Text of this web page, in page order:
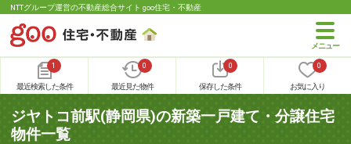
NTTグループ運営の不動産総合サイト goo住宅・不動産
1
最近検索した条件
0
最近見た物件
0
保存した条件
0
お気に入り
ジヤトコ前駅(静岡県)の新築一戸建て・分譲住宅
物件一覧